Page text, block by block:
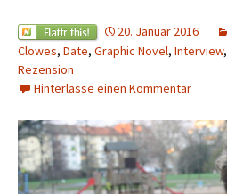
20. Januar 2016
Clowes, Date, Graphic Novel, Interview,
Rezension
Hinterlasse einen Kommentar